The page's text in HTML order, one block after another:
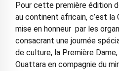
Pour cette première édition
au continent africain, c’est la
mise en honneur par les
consacrant une journée
de culture, la Première
Ouattara en compagnie du